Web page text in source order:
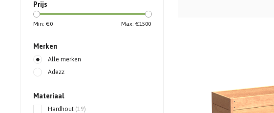
Prijs
Min: €0 Max: €1500
Merken
Alle merken
Adezz
Materiaal
Hardhout (19)